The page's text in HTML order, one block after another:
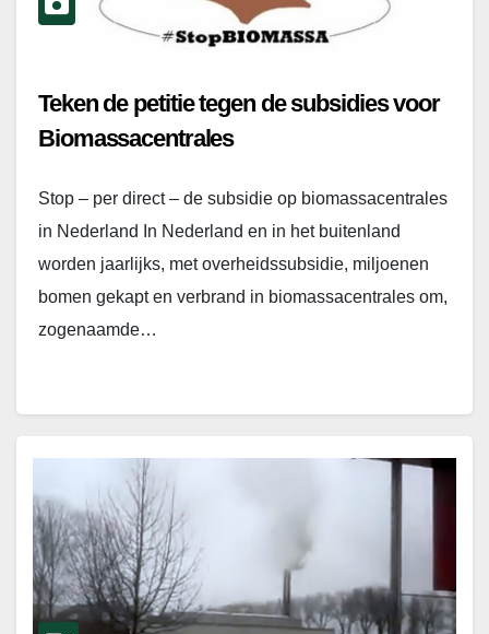
Teken de petitie tegen de subsidies voor
Biomassacentrales
Stop – per direct – de subsidie op biomassacentrales
in Nederland In Nederland en in het buitenland
worden jaarlijks, met overheidssubsidie, miljoenen
bomen gekapt en verbrand in biomassacentrales om,
zogenaamde…